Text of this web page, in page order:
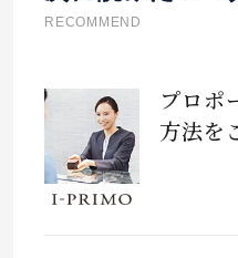
RECOMMEND
プロポ
方法を